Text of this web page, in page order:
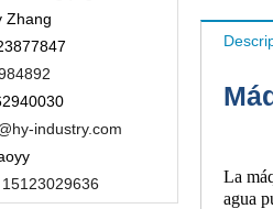
Zhang
industry.com
La
agua